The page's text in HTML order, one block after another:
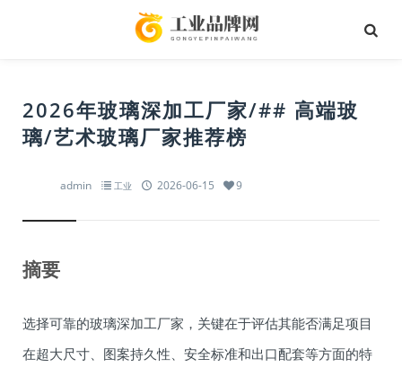
2026年玻璃深加工厂家/## 高端玻
璃/艺术玻璃厂家推荐榜
admin 工业 2026-06-15 9
摘要
选择可靠的玻璃深加工厂家，关键在于评估其能否满足项目
在超大尺寸、图案持久性、安全标准和出口配套等方面的特